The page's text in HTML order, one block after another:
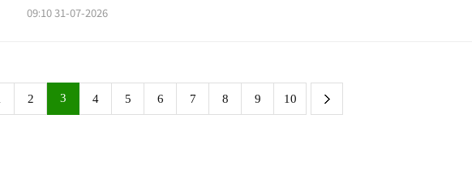
biết Bắc Kinh vẫn duy trì lập trườn
09:10 31-07-2026
2 3 4 5 6 7 8 9 10 next